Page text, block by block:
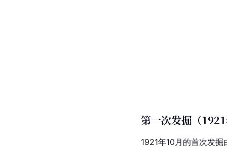
第一次发掘（
1921年10月的首次发掘